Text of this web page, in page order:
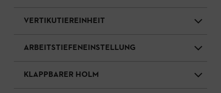
VERTIKUTIEREINHEIT
ARBEITSTIEFENEINSTELLUNG
KLAPPBARER HOLM